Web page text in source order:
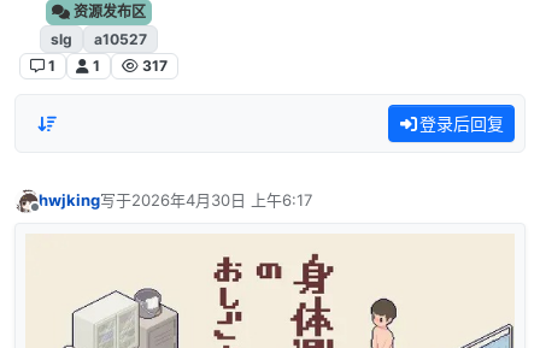
资源发布区
slg
a10527
1
1 317
登录后回复
离线
hwjking写于2026年4月30日 上午6:17
最后由 编辑